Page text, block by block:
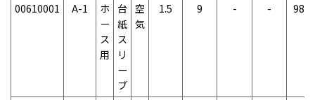
00610001 A-1
ホ
ー
ス
用
台
紙
ス
リ
ー
ブ
空
気
1.5 9 - - 98g